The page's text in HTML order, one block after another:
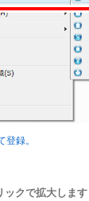
録。
ックで拡大します